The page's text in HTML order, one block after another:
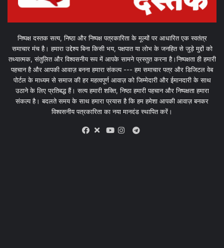
निष्पक्ष दस्तक सत्य, निष्ठा और निष्पक्ष पत्रकारिता के मूल्यों पर आधारित एक स्वतंत्र
समाचार मंच है। हमारा उद्देश्य बिना किसी भय, पक्षपात या लोभ के जनहित से जुड़े मुद्दों को
तथ्यात्मक, संतुलित और विश्वसनीय रूप में आपके सामने प्रस्तुत करना है।निष्पक्षता ही हमारी
पहचान है और आपकी आवाज़ बनना हमारा संकल्प --- हम समाचार पत्र और डिजिटल वेब
पोर्टल के माध्यम से समाज की हर महत्वपूर्ण आवाज़ को जिम्मेदारी और ईमानदारी के साथ
उठाने के लिए प्रतिबद्ध हैं। सत्य हमारी शक्ति, निष्ठा हमारी पहचान और निष्पक्षता हमारा
संकल्प है। बदलते समय के साथ हमारा प्रयास है कि हम हमेशा आपकी आवाज़ बनकर
विश्वसनीय पत्रकारिता का नया मानदंड स्थापित करें।
X
Telegram